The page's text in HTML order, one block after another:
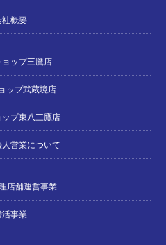
社概要
ョップ三鷹店
ップ武蔵境店
ップ東八三鷹店
人営業について
店舗運営事業
活事業